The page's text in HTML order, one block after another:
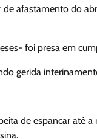
afastamento do
foi presa em
gerida
de espancar